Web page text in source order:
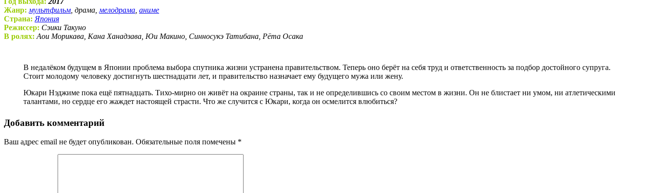
Жанр: мультфильм , драма, мелодрама аниме
Страна: Япония
Режиссер: Сэики Такуно
В ролях: Аои Морикава, Кана Ханадзава, Юи Макино, Синносукэ Татибана, Рёта Осака
В недалёком будущем в Японии проблема выбора спутника жизни устранена правительством. Теперь оно берёт на себя труд и ответственность за подбор достойного супруга.
Стоит молодому человеку достигнуть шестнадцати лет, и правительство назначает ему будущего мужа или жену.
Юкари Нэджиме пока ещё пятнадцать. Тихо-мирно он живёт на окраине страны, так и не определившись со своим местом в жизни. Он не блистает ни умом, ни атлетическими
талантами, но сердце его жаждет настоящей страсти. Что же случится с Юкари, когда он осмелится влюбиться?
Добавить комментарий
Ваш адрес email не будет опубликован. Обязательные поля помечены *